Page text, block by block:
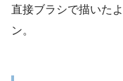
直接ブラシで描いた
ン。